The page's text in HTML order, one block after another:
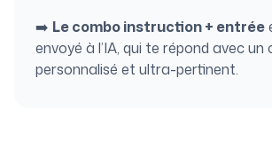
➡️ Le combo instruction + entrée
envoyé à l’IA, qui te répond avec un
personnalisé et ultra-pertinent.